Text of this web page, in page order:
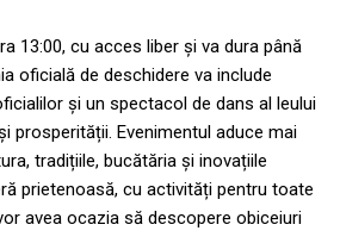
13:00, cu acces liber și va dura până
oficială de deschidere va include
și un spectacol de dans al leului
prosperității. Evenimentul aduce mai
tradițiile, bucătăria și inovațiile
prietenoasă, cu activități pentru toate
avea ocazia să descopere obiceiuri